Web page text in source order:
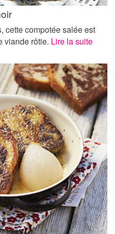
cette compotée salée est
viande rôtie. Lire la suite